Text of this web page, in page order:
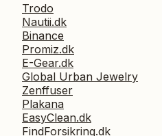
Trodo
Nautii.dk
Binance
Promiz.dk
E-Gear.dk
Global Urban Jewelry
Zenffuser
Plakana
EasyClean.dk
FindForsikring.dk